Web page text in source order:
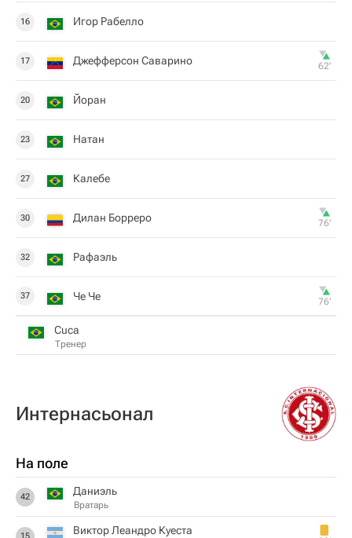
16 Игор Рабелло
17 Джефферсон Саварино 62‎’‎
20 Йоран
23 Натан
27 Калебе
30 Дилан Борреро 76‎’‎
32 Рафаэль
37 Че Че 76‎’‎
Cuca
Тренер
Интернасьонал
На поле
42 Даниэль
Вратарь
15 Виктор Леандро Куеста